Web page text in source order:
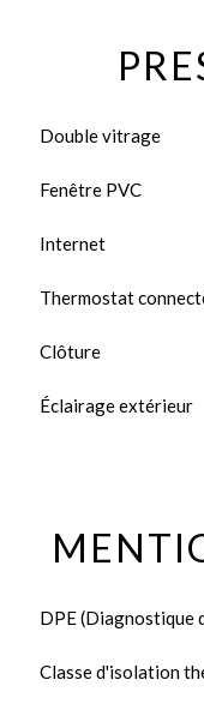
Double vitrage
Fenêtre PVC
Internet
Thermostat
Clôture
Éclairage extérieur
DPE (Diagnostique
Classe d'isolation